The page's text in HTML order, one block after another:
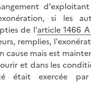
si les
de l'article 1466
remplies,
cause mais est
et dans les
était exercée